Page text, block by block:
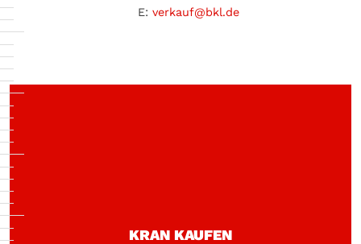
E: verkauf@bkl.de
KRAN KAUFEN